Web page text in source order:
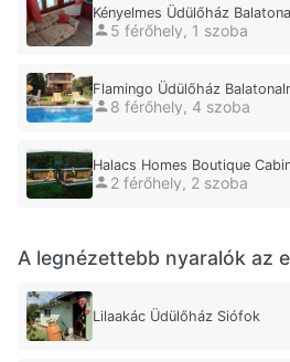
Kényelmes Üdülőház
5 férőhely, 1 szoba
Flamingo Üdülőház
8 férőhely, 4 szoba
Halacs Homes Boutique
2 férőhely, 2 szoba
A legnézettebb nyaralók az
Lilaakác Üdülőház Siófok